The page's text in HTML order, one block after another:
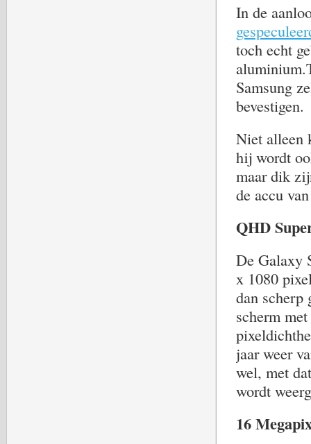
In de
toch echt
Samsung
bevestigen.
Niet alleen
hij wordt
maar dik
de accu
QHD
De Galaxy
x 1080
dan scherp
scherm
jaar weer
wel, met
wordt
16